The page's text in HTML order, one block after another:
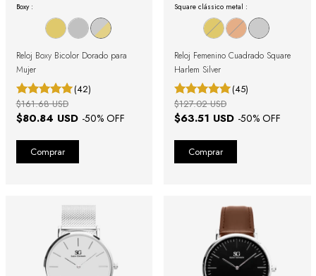
Boxy :
Reloj Boxy Bicolor Dorado para
Mujer
(42)
$80.84 USD -50% OFF
$161.68 USD
Square clássico metal :
Reloj Femenino Cuadrado Square
Harlem Silver
(45)
$63.51 USD -50% OFF
$127.02 USD